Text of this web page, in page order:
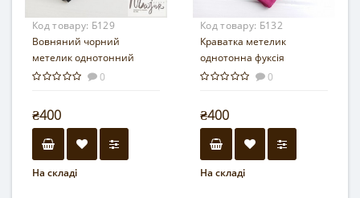
Код товару: Б129
Вовняний чорний
метелик однотонний
0
₴400
На складі
Код товару: Б132
Краватка метелик
однотонна фуксія
0
₴400
На складі